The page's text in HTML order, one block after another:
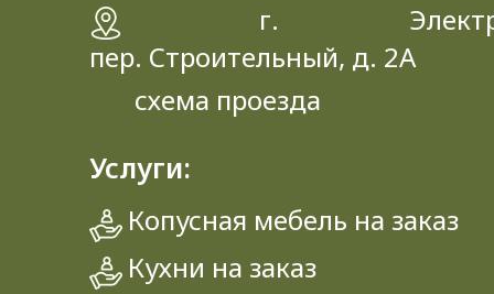
г.
пер. Строительный, д. 2A
схема проезда
Услуги:
Копусная мебель на заказ
Кухни на заказ